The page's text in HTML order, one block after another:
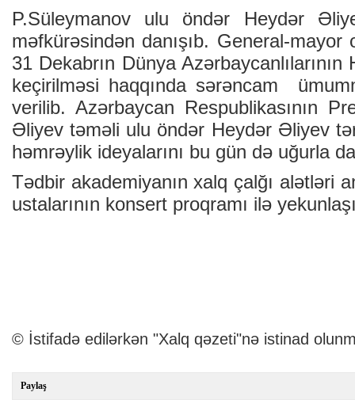
P.Süleymanov ulu öndər Heydər
məfkürəsindən danışıb. General-
31 Dekabrın Dünya
keçirilməsi haqqında sərəncam
verilib. Azərbaycan Respublikasının
Əliyev təməli ulu öndər Heydər Əliyev
həmrəylik ideyalarını bu gün də uğurla
Tədbir akademiyanın xalq çalğı alətləri
ustalarının konsert proqramı ilə
© İstifadə edilərkən "Xalq qəzeti"nə istinad
Paylaş